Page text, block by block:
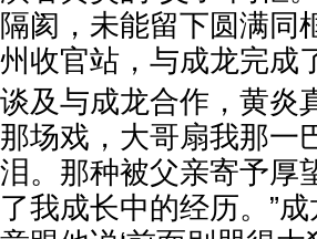
隔阂，未能留下圆满同
州收官站，与成龙完成
谈及与成龙合作，黄炎
那场戏，大哥扇我那一
泪。那种被父亲寄予厚
了我成长中的经历。”